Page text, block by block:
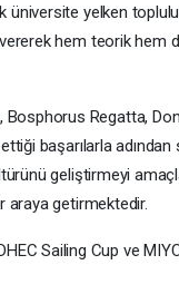
yelken
hem teorik hem
Regatta,
başarılarla
geliştirmeyi
araya getirmektedir.
Sailing Cup ve